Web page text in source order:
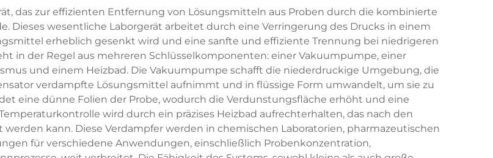
das zur effizienten Entfernung von Lösungsmitteln aus Proben durch die kombinierte
Dieses wesentliche Laborgerät arbeitet durch eine Verringerung des Drucks in einem
erheblich gesenkt wird und eine sanfte und effiziente Trennung bei niedrigeren
in der Regel aus mehreren Schlüsselkomponenten: einer Vakuumpumpe, einer
und einem Heizbad. Die Vakuumpumpe schafft die niederdruckige Umgebung, die
verdampfte Lösungsmittel aufnimmt und in flüssige Form umwandelt, um sie zu
eine dünne Folien der Probe, wodurch die Verdunstungsfläche erhöht und eine
wird durch ein präzises Heizbad aufrechterhalten, das nach den
kann. Diese Verdampfer werden in chemischen Laboratorien, pharmazeutischen
für verschiedene Anwendungen, einschließlich Probenkonzentration,